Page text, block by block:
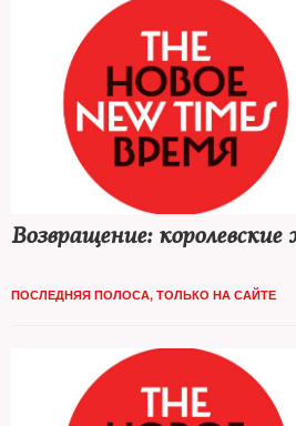
Возвращение:
ПОСЛЕДНЯЯ ПОЛОСА, ТОЛЬКО НА САЙТЕ